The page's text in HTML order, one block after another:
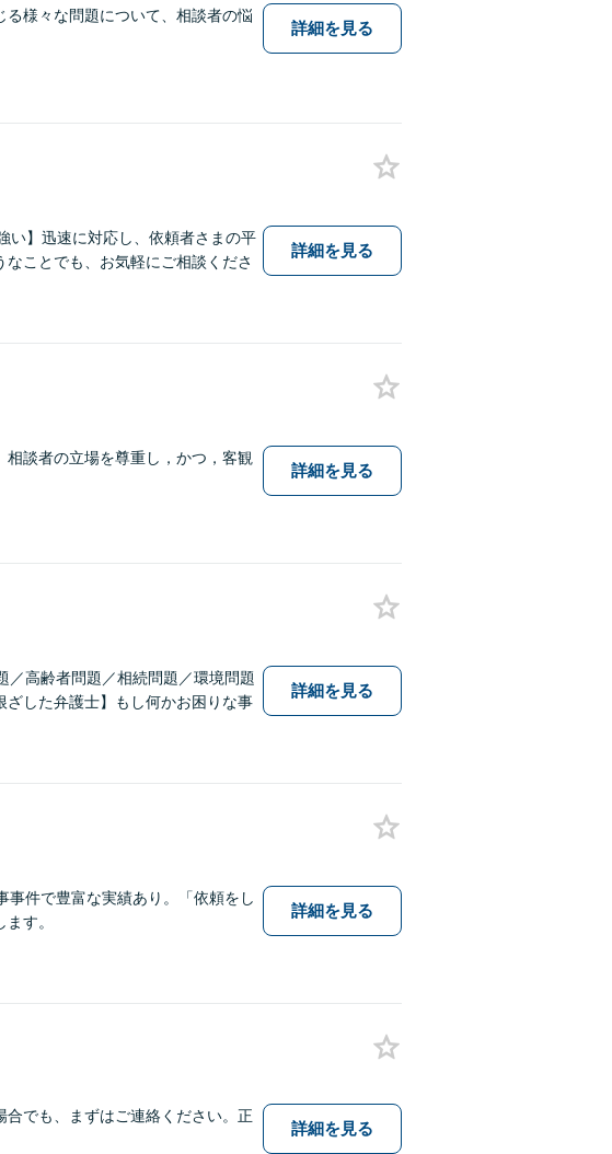
る様々な問題について、相談者の悩
詳細を見る
い】迅速に対応し、依頼者さまの平
ことでも、お気軽にご相談くださ
詳細を見る
談者の立場を尊重し，かつ，客観
詳細を見る
／高齢者問題／相続問題／環境問題
ざした弁護士】もし何かお困りな事
詳細を見る
事件で豊富な実績あり。「依頼をし
す。
詳細を見る
でも、まずはご連絡ください。正
詳細を見る